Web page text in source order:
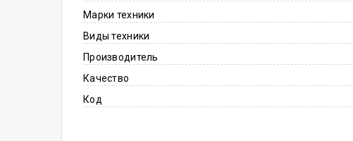
Марки техники
Виды техники
Производитель
Качество
Код